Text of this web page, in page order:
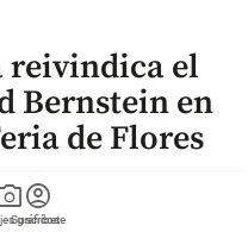
gráficos
account_circle
Suscríbete
reivindica el
Bernstein en
de Flores
Feria de Flores,